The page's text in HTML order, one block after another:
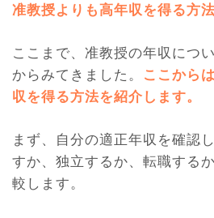
准教授よりも高年収を得る方法
ここまで、准教授の年収につ
からみてきました。 ここから
収を得る方法を紹介します。
まず、自分の適正年収を確認
すか、独立するか、転職する
較します。